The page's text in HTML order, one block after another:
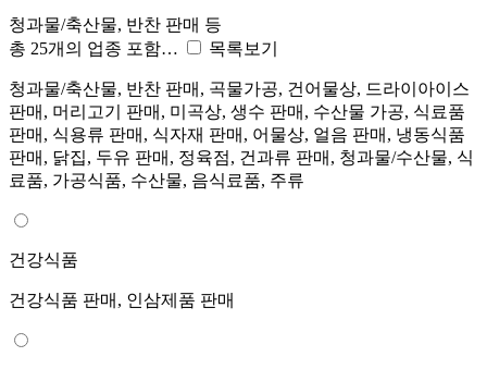
청과물/축산물, 반찬 판매 등
총 25개의 업종 포함…
목록보기
청과물/축산물, 반찬 판매, 곡물가공, 건어물상, 드라이아이스
판매, 머리고기 판매, 미곡상, 생수 판매, 수산물 가공, 식료품
판매, 식용류 판매, 식자재 판매, 어물상, 얼음 판매, 냉동식품
판매, 닭집, 두유 판매, 정육점, 건과류 판매, 청과물/수산물, 식
료품, 가공식품, 수산물, 음식료품, 주류
건강식품
건강식품 판매, 인삼제품 판매